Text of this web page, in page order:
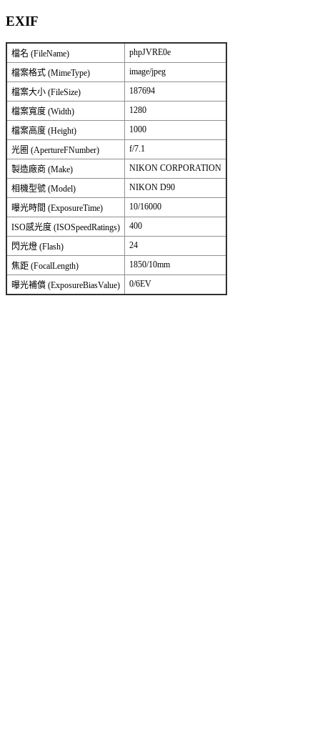
EXIF
檔名 (FileName) phpJVRE0e
檔案格式 (MimeType) image/jpeg
檔案大小 (FileSize) 187694
檔案寬度 (Width) 1280
檔案高度 (Height) 1000
光圈 (ApertureFNumber) f/7.1
製造廠商 (Make) NIKON CORPORATION
相機型號 (Model) NIKON D90
曝光時間 (ExposureTime) 10/16000
ISO感光度 (ISOSpeedRatings) 400
閃光燈 (Flash) 24
焦距 (FocalLength) 1850/10mm
曝光補償 (ExposureBiasValue) 0/6EV